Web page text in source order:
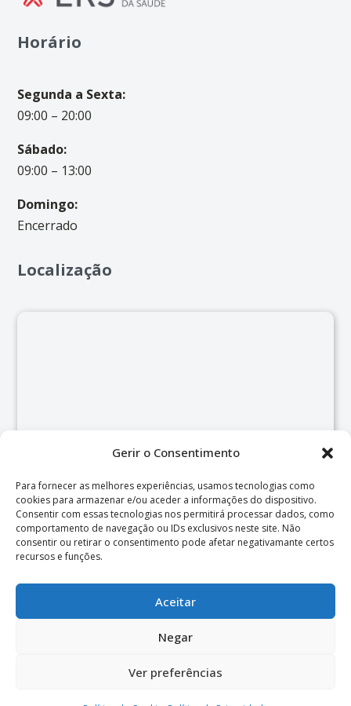
Gerir o Consentimento
Para fornecer as melhores experiências, usamos tecnologias como
cookies para armazenar e/ou aceder a informações do dispositivo.
Consentir com essas tecnologias nos permitirá processar dados, como
comportamento de navegação ou IDs exclusivos neste site. Não
consentir ou retirar o consentimento pode afetar negativamante certos
recursos e funções.
Aceitar
Negar
Ver preferências
Horário
Segunda a Sexta:
09:00 – 20:00
Sábado:
09:00 – 13:00
Domingo:
Encerrado
Localização